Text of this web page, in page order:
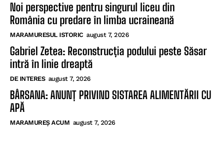
Noi perspective pentru singurul liceu din
România cu predare în limba ucraineană
MARAMURESUL ISTORIC august 7, 2026
Gabriel Zetea: Reconstrucția podului peste Săsar
intră în linie dreaptă
DE INTERES august 7, 2026
BÂRSANA: ANUNȚ PRIVIND SISTAREA ALIMENTĂRII CU
APĂ
MARAMUREȘ ACUM august 7, 2026